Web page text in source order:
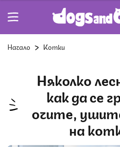
Начало Котки
Няколко лесни съвета
как да се
очите,
на